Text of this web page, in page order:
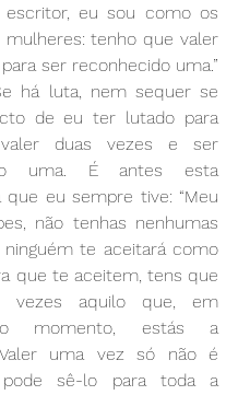
escritor, eu sou como os
mulheres: tenho que valer
ser reconhecido uma.”
há luta, nem sequer se
de eu ter lutado para
duas vezes e ser
uma. É antes esta
que eu sempre tive: “Meu
não tenhas nenhumas
ninguém te aceitará como
que te aceitem, tens que
vezes aquilo que, em
momento, estás a
Valer uma vez só não é
pode sê-lo para toda a